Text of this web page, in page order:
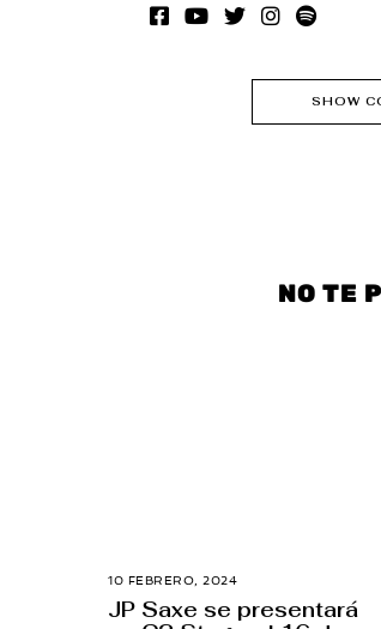
SHOW
NO TE
10 FEBRERO, 2024
F
JP Saxe se presentará